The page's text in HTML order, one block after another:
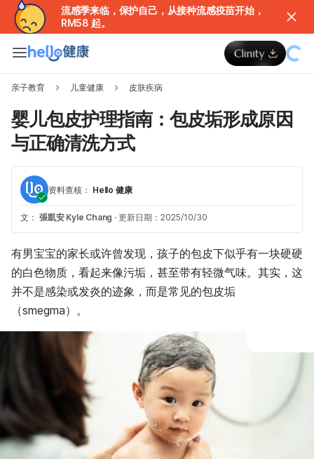
流感季来临，保护自己，从接种流感疫苗开始，
RM58 起。
亲子教育 儿童健康 皮肤疾病
婴儿包皮护理指南：包皮垢形成原因
与正确清洗方式
资料查核： Hello 健康
文： 張凱安 Kyle Chang · 更新日期：2025/10/30
有男宝宝的家长或许曾发现，孩子的包皮下似乎有一块硬硬
的白色物质，看起来像污垢，甚至带有轻微气味。其实，这
并不是感染或发炎的迹象，而是常见的包皮垢
（smegma）。